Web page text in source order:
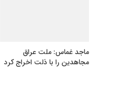
ماجد غماس: ملت عراق
مجاهدین را با ذلت اخراج کرد